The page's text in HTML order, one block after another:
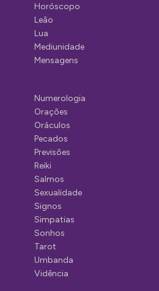
Horóscopo
Leão
Lua
Mediunidade
Mensagens
Numerologia
Orações
Oráculos
Pecados
Previsões
Reiki
Salmos
Sexualidade
Signos
Simpatias
Sonhos
Tarot
Umbanda
Vidência